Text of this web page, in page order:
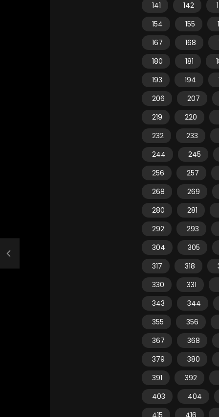
141
142
154
155
167
168
180
181
193
194
206
207
219
220
232
233
244
245
256
257
268
269
280
281
292
293
304
305
317
318
330
331
343
344
355
356
367
368
379
380
391
392
403
404